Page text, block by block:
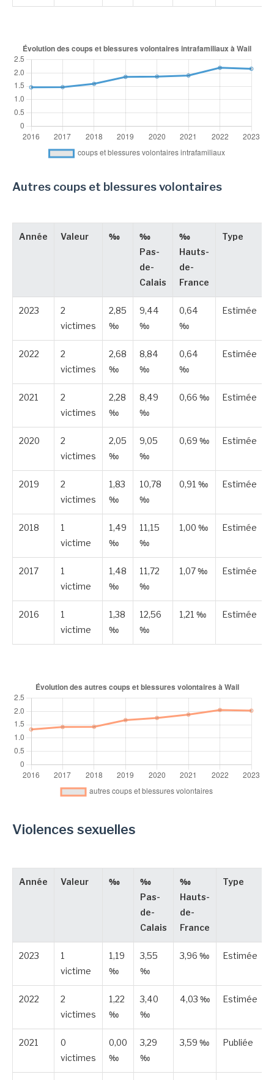
Autres coups et blessures volontaires
Année Valeur ‰
‰
Pas-
de-
Calais
‰
Hauts-
de-
France
Type
2023
2
victimes
2,85
‰
9,44
‰
0,64
‰
Estimée
2022
2
victimes
2,68
‰
8,84
‰
0,64
‰
Estimée
2021
2
victimes
2,28
‰
8,49
‰
0,66 ‰ Estimée
2020
2
victimes
2,05
‰
9,05
‰
0,69 ‰ Estimée
2019
2
victimes
1,83
‰
10,78
‰
0,91 ‰ Estimée
2018
1
victime
1,49
‰
11,15
‰
1,00 ‰ Estimée
2017
1
victime
1,48
‰
11,72
‰
1,07 ‰ Estimée
2016
1
victime
1,38
‰
12,56
‰
1,21 ‰ Estimée
Violences sexuelles
Année Valeur ‰
‰
Pas-
de-
Calais
‰
Hauts-
de-
France
Type
2023
1
victime
1,19
‰
3,55
‰
3,96 ‰ Estimée
2022
2
victimes
1,22
‰
3,40
‰
4,03 ‰ Estimée
2021
0
victimes
0,00
‰
3,29
‰
3,59 ‰ Publiée